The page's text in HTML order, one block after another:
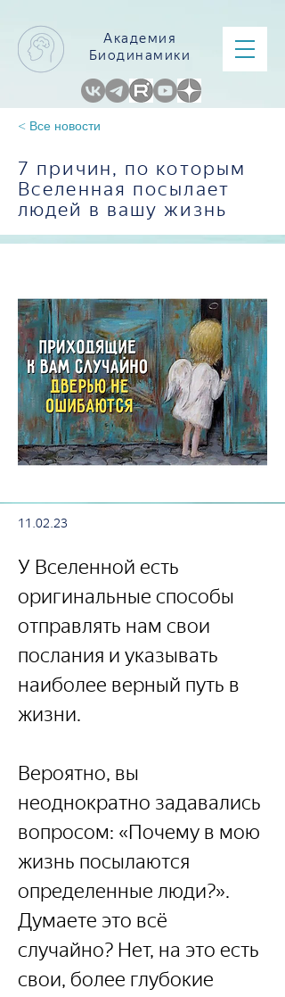
Академия
Биодинамики
< Все новости
7 причин, по которым
Вселенная посылает
людей в вашу жизнь
11.02.23
У Вселенной есть
оригинальные способы
отправлять нам свои
послания и указывать
наиболее верный путь в
жизни.
Вероятно, вы
неоднократно задавались
вопросом: «Почему в мою
жизнь посылаются
определенные люди?».
Думаете это всё
случайно? Нет, на это есть
свои, более глубокие